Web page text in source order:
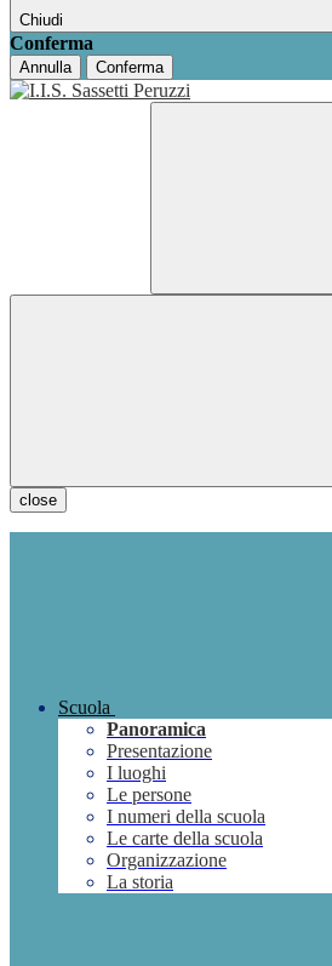
Chiudi
Conferma
Annulla Conferma
close
Scuola
Panoramica
Presentazione
I luoghi
Le persone
I numeri della scuola
Le carte della scuola
Organizzazione
La storia